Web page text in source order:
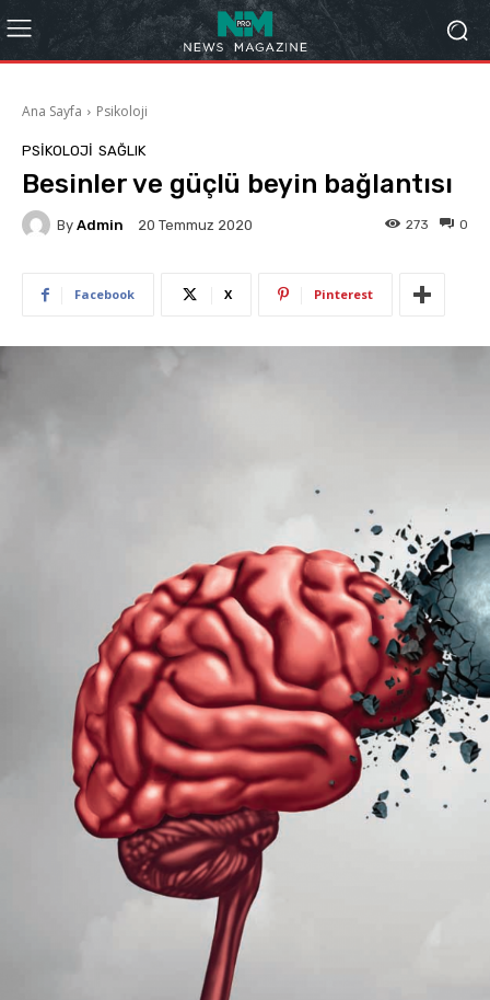
Ana Sayfa Psikoloji
PSIKOLOJI SAĞLIK
Besinler ve güçlü beyin bağlantısı
By Admin 20 Temmuz 2020 0
273
Facebook X Pinterest